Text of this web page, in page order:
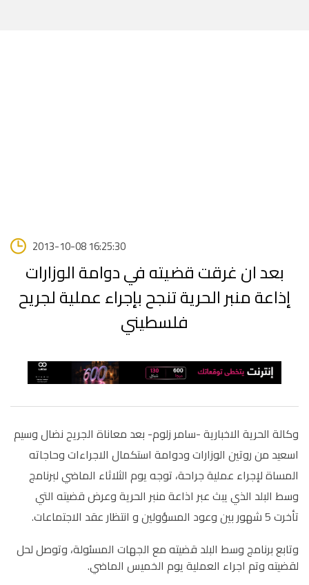
2013-10-08 16:25:30
بعد ان غرقت قضيته في دوامة الوزارات
إذاعة منبر الحرية تنجح بإجراء عملية لجريح
فلسطيني
وكالة الحرية الاخبارية -سامر زلوم- بعد معاناة الجريح نضال وسيم
اسعيد من روتين الوزارات ودوامة استكمال الاجراءات وحاجاته
المساة لإجراء عملية جراحة، توجه يوم الثلاثاء الماضي لبرنامج
وسط البلد الذي يبث عبر اذاعة منبر الحرية وعرض قضيته التي
تأخرت 5 شهور بين وعود المسؤولين و انتظار عقد الاجتماعات.
وتابع برنامج وسط البلد قضيته مع الجهات المسئولة، وتوصل لحل
لقضيته وتم اجراء العملية يوم الخميس الماضي.